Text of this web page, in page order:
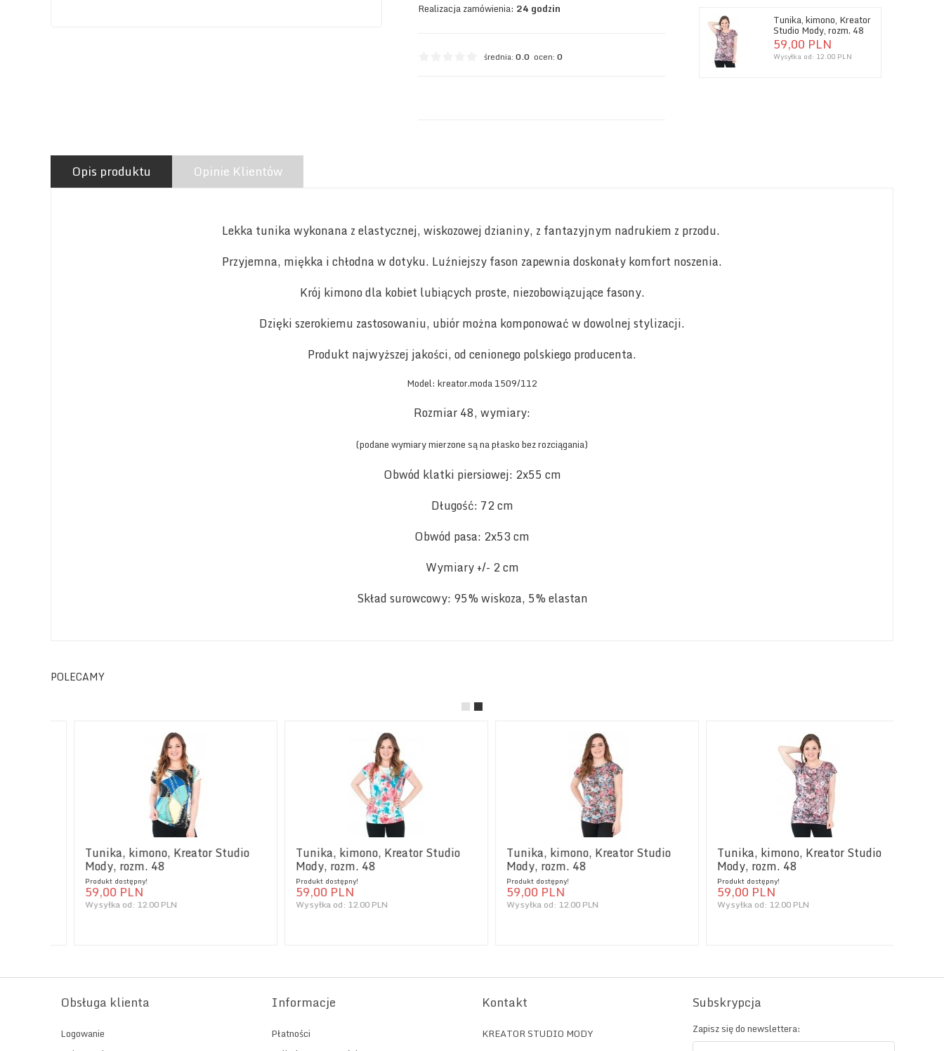
Realizacja zamówienia: 24 godzin
średnia: 0.0 ocen: 0
Tunika, kimono, Kreator
Studio Mody, rozm. 48
59,00 PLN
Wysyłka od: 12.00 PLN
Opis produktu Opinie Klientów
Lekka tunika wykonana z elastycznej, wiskozowej dzianiny, z fantazyjnym nadrukiem z przodu.
Przyjemna, miękka i chłodna w dotyku. Luźniejszy fason zapewnia doskonały komfort noszenia.
Krój kimono dla kobiet lubiących proste, niezobowiązujące fasony.
Dzięki szerokiemu zastosowaniu, ubiór można komponować w dowolnej stylizacji.
Produkt najwyższej jakości, od cenionego polskiego producenta.
Model: kreator.moda 1509/112
Rozmiar 48, wymiary:
(podane wymiary mierzone są na płasko bez rozciągania)
Obwód klatki piersiowej: 2x55 cm
Długość: 72 cm
Obwód pasa: 2x53 cm
Wymiary +/- 2 cm
Skład surowcowy: 95% wiskoza, 5% elastan
POLECAMY
Tunika, kimono, Kreator Studio
Mody, rozm. 48
Produkt dostępny!
00PLN
Wysyłka od:12.00 PLN
Tunika, kimono, Kreator Studio
Mody, rozm. 48
Produkt dostępny!
00PLN
Wysyłka od:12.00 PLN
Tunika, kimono, Kreator Studio
Mody, rozm. 48
Produkt dostępny!
00PLN
Wysyłka od:12.00 PLN
Tunika, kimono, Kreator Studio
Mody, rozm. 48
Produkt dostępny!
00PLN
Wysyłka od:12.00 PLN
Obsługa klienta
Logowanie
Informacje
Płatności
Kontakt
KREATOR STUDIO MODY
Subskrypcja
Zapisz się do newslettera: